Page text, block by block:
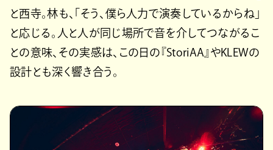
と西寺。林も、「そう、僕ら人力で演奏しているからね」
と応じる。人と人が同じ場所で音を介してつながるこ
との意味、その実感は、この日の『StoriAA』やKLEWの
設計とも深く響き合う。